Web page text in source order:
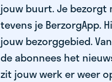
jouw buurt. Je bezorgt
tevens je BerzorgApp.
jouw bezorggebied.
de abonnees het
zit jouw werk er weer